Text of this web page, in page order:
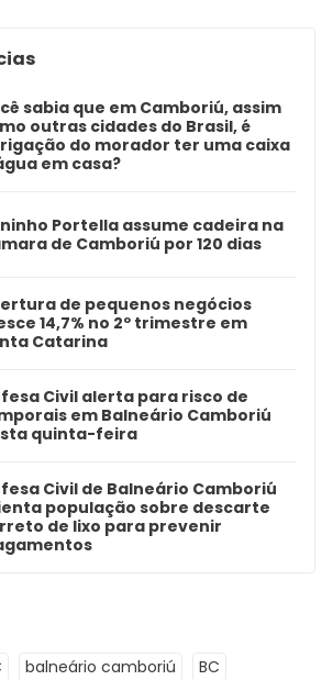
sabia que em Camboriú, assim
outras cidades do Brasil, é
do morador ter uma caixa
em casa?
Portella assume cadeira na
de Camboriú por 120 dias
de pequenos negócios
14,7% no 2º trimestre em
Catarina
Civil alerta para risco de
em Balneário Camboriú
quinta-feira
Civil de Balneário Camboriú
população sobre descarte
de lixo para prevenir
balneário camboriú
BC